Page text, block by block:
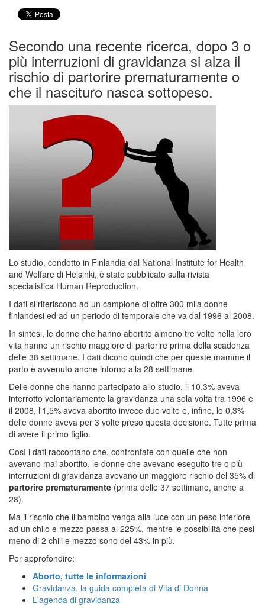
Secondo una recente ricerca, dopo 3 o
più interruzioni di gravidanza si alza il
rischio di partorire prematuramente o
che il nascituro nasca sottopeso.
Lo studio, condotto in Finlandia dal National Institute for Health
and Welfare di Helsinki, è stato pubblicato sulla rivista
specialistica Human Reproduction.
I dati si riferiscono ad un campione di oltre 300 mila donne
finlandesi ed ad un periodo di temporale che va dal 1996 al 2008.
In sintesi, le donne che hanno abortito almeno tre volte nella loro
vita hanno un rischio maggiore di partorire prima della scadenza
delle 38 settimane. I dati dicono quindi che per queste mamme il
parto è avvenuto anche intorno alla 28 settimane.
Delle donne che hanno partecipato allo studio, il 10,3% aveva
interrotto volontariamente la gravidanza una sola volta tra 1996 e
il 2008, l'1,5% aveva abortito invece due volte e, infine, lo 0,3%
delle donne aveva per 3 volte preso questa decisione. Tutte prima
di avere il primo figlio.
Così i dati raccontano che, confrontate con quelle che non
avevano mai abortito, le donne che avevano eseguito tre o più
interruzioni di gravidanza avevano un maggiore rischio del 35% di
partorire prematuramente (prima delle 37 settimane, anche a
28).
Ma il rischio che il bambino venga alla luce con un peso inferiore
ad un chilo e mezzo passa al 225%, mentre le possibilità che pesi
meno di 2 chili e mezzo sono del 43% in più.
Per approfondire:
Aborto, tutte le informazioni
Gravidanza, la guida completa di Vita di Donna
L'agenda di gravidanza